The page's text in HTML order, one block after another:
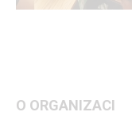
O ORGANIZACI